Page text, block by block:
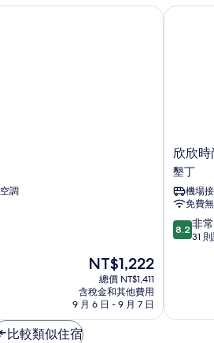
空調
現
價
格
為
NT$1,222
總價 NT$1,411
含稅金和其他費用
9 月 6 日 - 9 月 7 日
欣
欣
時
尚
旅
店
墾
欣欣
墾丁
機場
免費
8.2
分，
常
8.2 非
31
欣欣時
比較類似住宿